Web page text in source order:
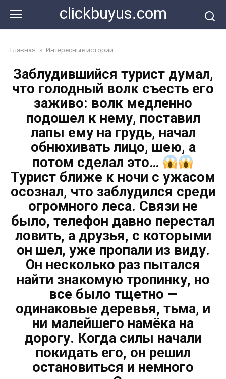
контенту
clickbuyus.com
Главная » Интересные истории
Заблудившийся турист думал,
что голодный волк съесть его
заживо: волк медленно
подошел к нему, поставил
лапы ему на грудь, начал
обнюхивать лицо, шею, а
потом сделал это…
Турист ближе к ночи с ужасом
осознал, что заблудился среди
огромного леса. Связи не
было, телефон давно перестал
ловить, а друзья, с которыми
он шел, уже пропали из виду.
Он несколько раз пытался
найти знакомую тропинку, но
все было тщетно —
одинаковые деревья, тьма, и
ни малейшего намёка на
дорогу. Когда силы начали
покидать его, он решил
остановиться и немного